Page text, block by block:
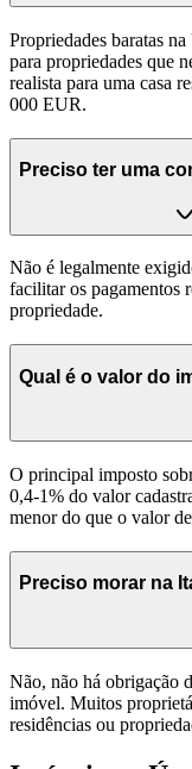
Propriedades baratas
para propriedades que
realista para uma casa
000 EUR.
Preciso ter uma
Não é legalmente
facilitar os pagamentos
propriedade.
Qual é o valor do
O principal imposto
0,4-1% do valor
menor do que o valor
Preciso morar na
Não, não há obrigação
imóvel. Muitos
residências ou